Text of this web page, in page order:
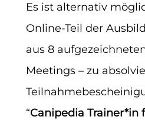
Es ist alternativ
Online-Teil der
aus 8
Meetings – zu
“Canipedia Trainer*in